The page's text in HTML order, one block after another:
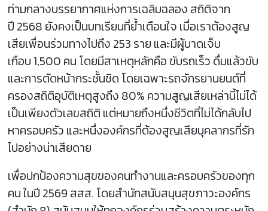
ท่ามกลางบรรยากาศแห่งการเฉลิมฉลอง สถิติจาก
ปี 2568 ยังคงเป็นบทเรียนที่ย้ำเตือนใจ เมื่อเราต้องสูญ
เสียเพื่อนร่วมทางไปถึง 253 ราย และมีผู้บาดเจ็บ
เกือบ 1,500 คน โดยมีสาเหตุหลักคือ ขับรถเร็ว ดื่มแล้วขับ
และการตัดหน้ากระชั้นชิด โดยเฉพาะรถจักรยานยนต์ที่
ครองสถิติอุบัติเหตุสูงถึง 80% ความสูญเสียเหล่านี้ไม่ได้
เป็นเพียงตัวเลขสถิติ แต่หมายถึงหนึ่งชีวิตที่ไม่ได้กลับไป
หาครอบครัว และหนึ่งองค์กรที่ต้องสูญเสียบุคลากรที่รัก
ไปอย่างน่าเสียดาย
เพื่อปกป้องความสุขของคนทำงานและครอบครัวของทุก
คน ในปี 2569 สสส. โดยสำนักสนับสนุนสุขภาวะองค์กร